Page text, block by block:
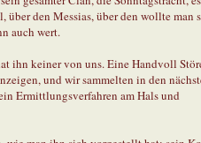
über den Messias, über den wollte man
auch wert.
ihn keiner von uns. Eine Handvoll
und wir sammelten in den
Ermittlungsverfahren am Hals und